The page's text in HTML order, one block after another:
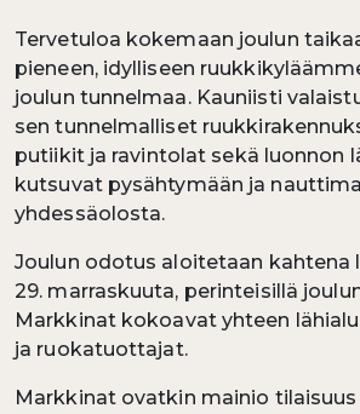
Tervetuloa kokemaan joulun
pieneen, idylliseen
joulun tunnelmaa. Kauniisti
sen tunnelmalliset
putiikit ja ravintolat sekä luonnon
kutsuvat pysähtymään ja
yhdessäolosta.
Joulun odotus aloitetaan kahtena
29. marraskuuta, perinteisillä
Markkinat kokoavat yhteen
ja ruokatuottajat.
Markkinat ovatkin mainio